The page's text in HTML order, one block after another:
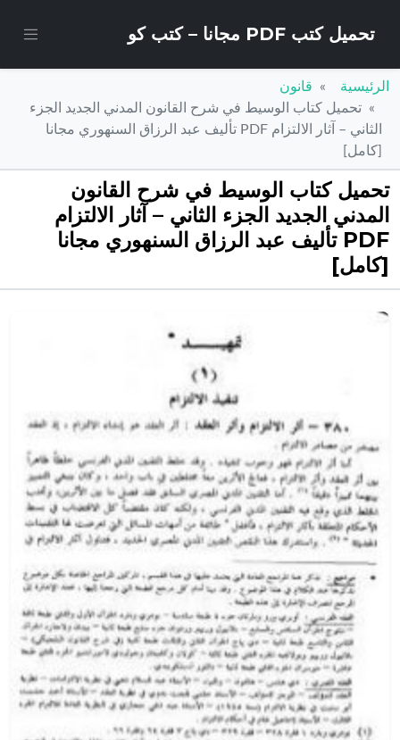
تحميل كتب PDF مجانا – كتب كو
الرئيسية
قانون
تحميل كتاب الوسيط في شرح القانون المدني الجديد الجزء
الثاني – آثار الالتزام PDF تأليف عبد الرزاق السنهوري مجانا
[كامل]
تحميل كتاب الوسيط في شرح القانون
المدني الجديد الجزء الثاني – آثار الالتزام
PDF تأليف عبد الرزاق السنهوري مجانا
[كامل]